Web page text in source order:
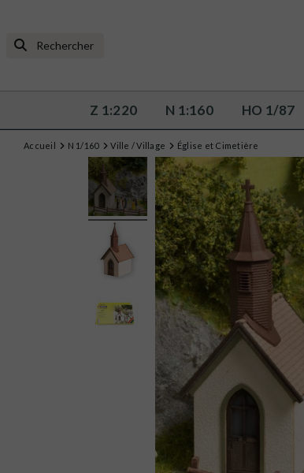
Z 1:220 N 1:160 HO 1/87
Accueil N 1/160 Ville / Village Église et Cimetière